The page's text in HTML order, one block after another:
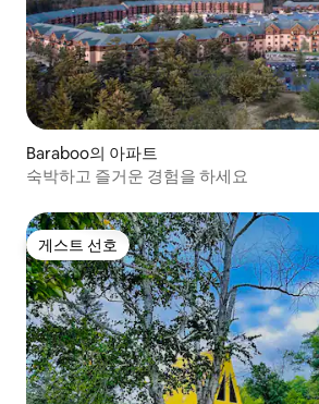
Baraboo의 아파트
숙박하고 즐거운 경험을 하세요
게스트 선호
게스트 선호